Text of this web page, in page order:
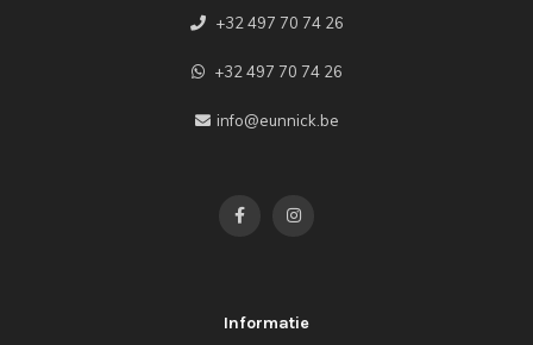
+32 497 70 74 26
+32 497 70 74 26
info@eunnick.be
Informatie